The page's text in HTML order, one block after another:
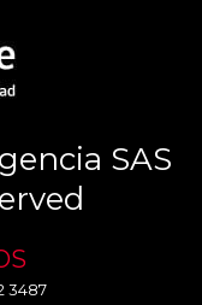
SAS
3487